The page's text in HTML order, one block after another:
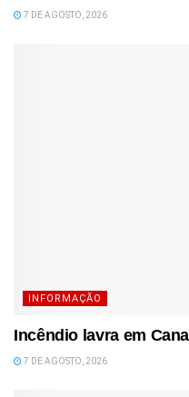
7 DE AGOSTO, 2026
INFORMAÇÃO
Incêndio lavra em
7 DE AGOSTO, 2026